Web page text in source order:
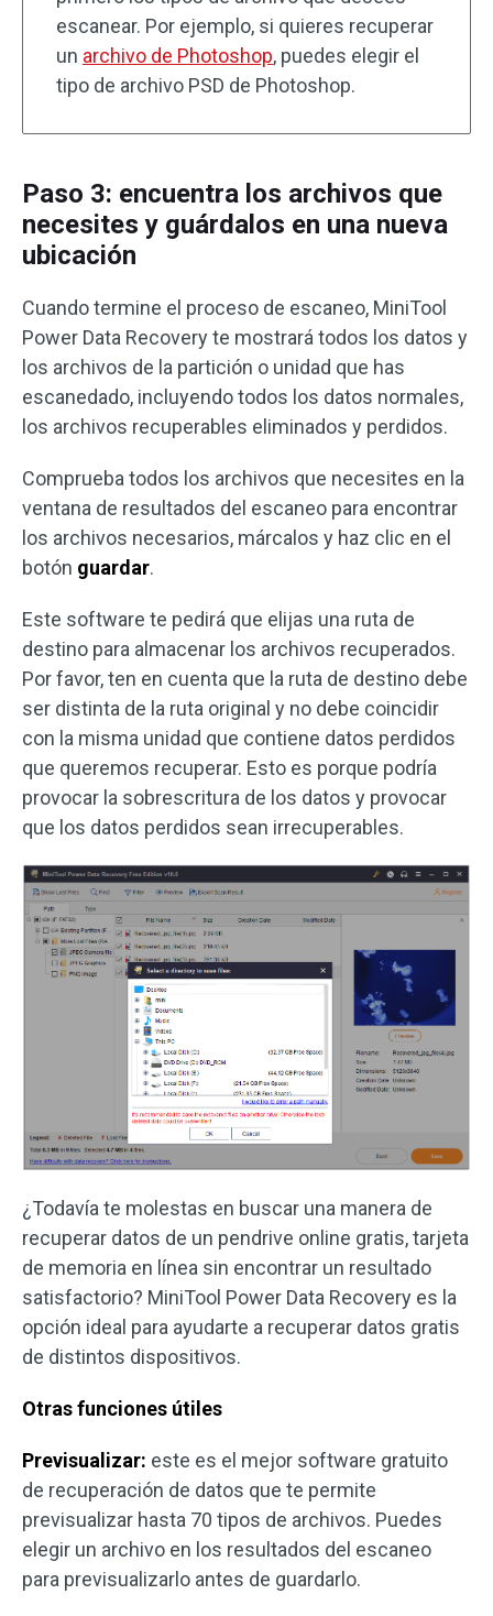
escanear. Por ejemplo, si quieres recuperar
un archivo de Photoshop, puedes elegir el
tipo de archivo PSD de Photoshop.
Paso 3: encuentra los archivos que
necesites y guárdalos en una nueva
ubicación
Cuando termine el proceso de escaneo, MiniTool
Power Data Recovery te mostrará todos los datos y
los archivos de la partición o unidad que has
escanedado, incluyendo todos los datos normales,
los archivos recuperables eliminados y perdidos.
Comprueba todos los archivos que necesites en la
ventana de resultados del escaneo para encontrar
los archivos necesarios, márcalos y haz clic en el
botón guardar.
Este software te pedirá que elijas una ruta de
destino para almacenar los archivos recuperados.
Por favor, ten en cuenta que la ruta de destino debe
ser distinta de la ruta original y no debe coincidir
con la misma unidad que contiene datos perdidos
que queremos recuperar. Esto es porque podría
provocar la sobrescritura de los datos y provocar
que los datos perdidos sean irrecuperables.
¿Todavía te molestas en buscar una manera de
recuperar datos de un pendrive online gratis, tarjeta
de memoria en línea sin encontrar un resultado
satisfactorio? MiniTool Power Data Recovery es la
opción ideal para ayudarte a recuperar datos gratis
de distintos dispositivos.
Otras funciones útiles
Previsualizar: este es el mejor software gratuito
de recuperación de datos que te permite
previsualizar hasta 70 tipos de archivos. Puedes
elegir un archivo en los resultados del escaneo
para previsualizarlo antes de guardarlo.